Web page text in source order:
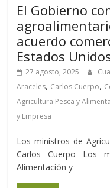
El Gobierno
acuerdo
Estados
27 agosto, 2025
Araceles, Carlos Cuerpo,
Agricultura Pesca y
y Empresa
Los ministros de
Carlos Cuerpo Los
Alimentación y